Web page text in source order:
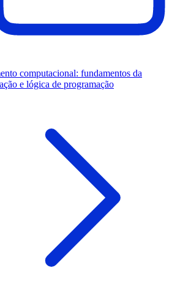
computacional: fundamentos da
e lógica de programação